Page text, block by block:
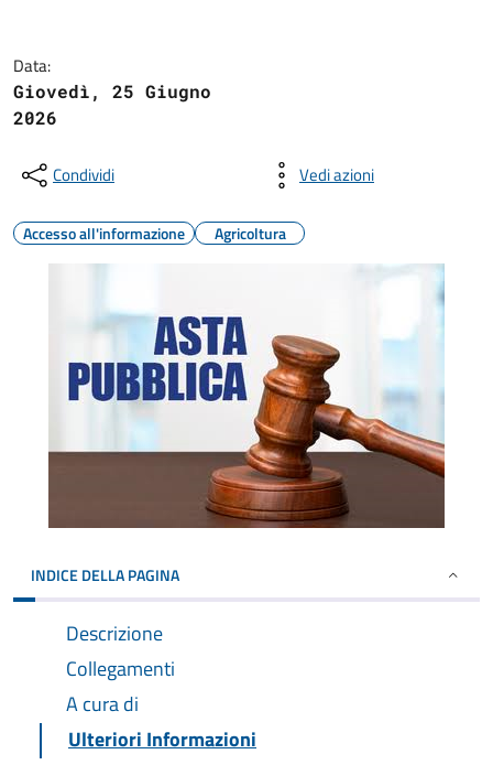
Data:
Giovedì, 25 Giugno
2026
Condividi Vedi azioni
Accesso all'informazione Agricoltura
INDICE DELLA PAGINA
Descrizione
Collegamenti
A cura di
Ulteriori Informazioni